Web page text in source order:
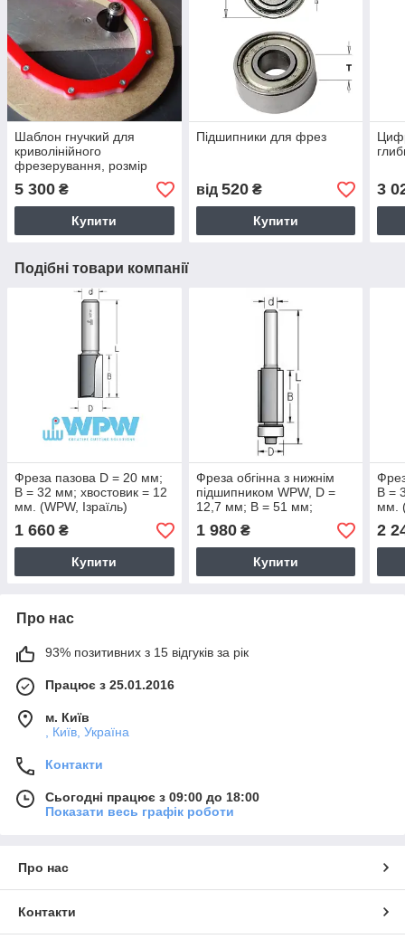
Шаблон гнучкий для
криволінійного
фрезерування, розмір
12х12х1200 мм.
5 300 ₴
Купити
Підшипники для фрез
від 520₴
Купити
3
Подібні товари компанії
Фреза пазова D = 20 мм;
В = 32 мм; хвостовик = 12
мм. (WPW, Ізраїль)
1 660 ₴
Купити
Фреза обгінна з нижнім
підшипником WPW, D =
12,7 мм; В = 51 мм;
1 980₴
Купити
В =
мм.
2
Про нас
93% позитивних з 15 відгуків за рік
Працює з 25.01.2016
м. Київ
, Київ, Україна
Контакти
Сьогодні працює з 09:00 до 18:00
Показати весь графік роботи
Про нас
Контакти